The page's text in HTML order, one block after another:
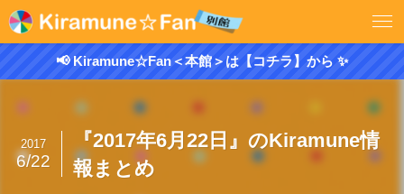
📢 Kiramune☆Fan＜本館＞は【コチラ】から ✨
『2017年6月22日』のKiramune情
報まとめ
2017
6/22